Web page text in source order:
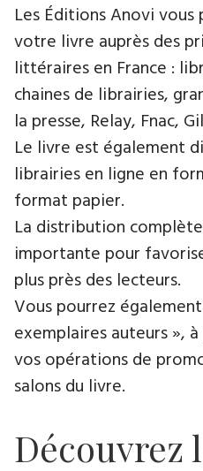
Les Éditions Anovi
votre livre auprès des
littéraires en France :
chaines de librairies,
la presse, Relay, Fnac,
Le livre est également
librairies en ligne en
format papier.
La distribution
importante pour
plus près des lecteurs.
Vous pourrez
exemplaires auteurs »,
vos opérations de
salons du livre.
Découvrez